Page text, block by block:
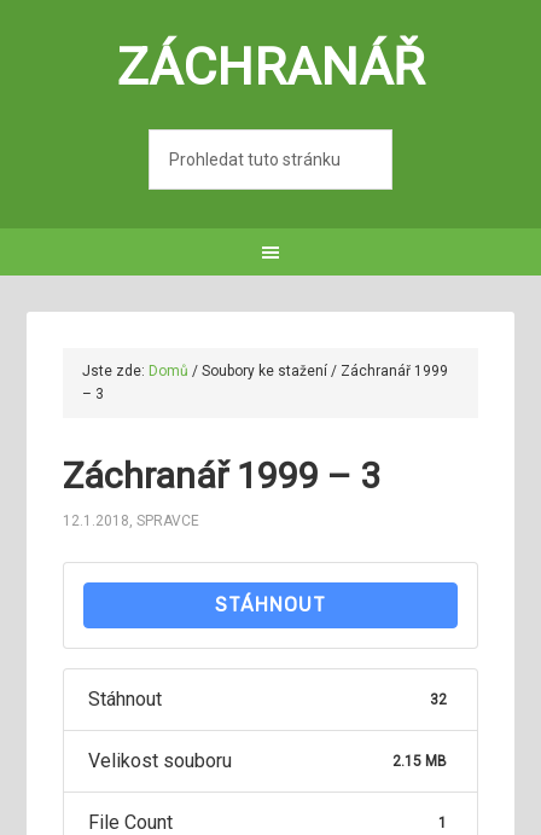
ZÁCHRANÁŘ
Jste zde: Domů / Soubory ke stažení/ Záchranář 1999
– 3
Záchranář 1999 – 3
12.1.2018,SPRAVCE
STÁHNOUT
Stáhnout 32
Velikost souboru 2.15 MB
File Count 1